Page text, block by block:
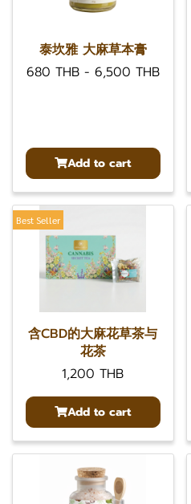
泰坎雅 大麻草本膏
680 THB- 6,500 THB
Add to cart
Best Seller
含CBD的大麻花草茶与
花茶
1,200 THB
Add to cart